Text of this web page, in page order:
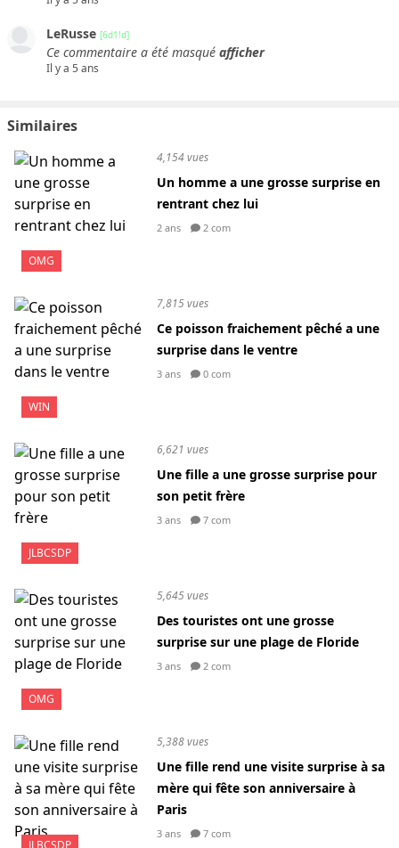
LeRusse [6d1!d]
Ce commentaire a été masqué afficher
Il y a 5 ans
Similaires
OMG
4,154 vues
Un homme a une grosse surprise en
rentrant chez lui
2 ans 2 com
WIN
7,815 vues
Ce poisson fraichement pêché a une
surprise dans le ventre
3 ans 0 com
JLBCSDP
6,621 vues
Une fille a une grosse surprise pour
son petit frère
3 ans 7 com
OMG
5,645 vues
Des touristes ont une grosse
surprise sur une plage de Floride
3 ans 2 com
JLBCSDP
5,388 vues
Une fille rend une visite surprise à sa
mère qui fête son anniversaire à
Paris
3 ans 7 com